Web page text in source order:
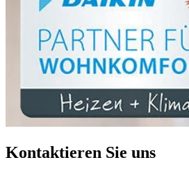
Kontaktieren Sie uns